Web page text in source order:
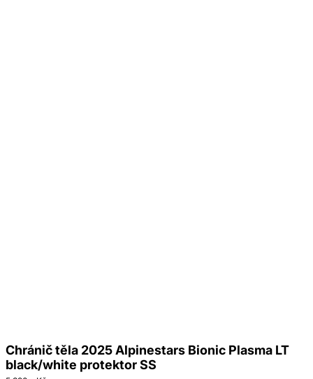
Chránič těla 2025 Alpinestars Bionic Plasma LT
black/white protektor SS